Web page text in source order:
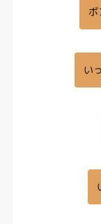
ボ
い